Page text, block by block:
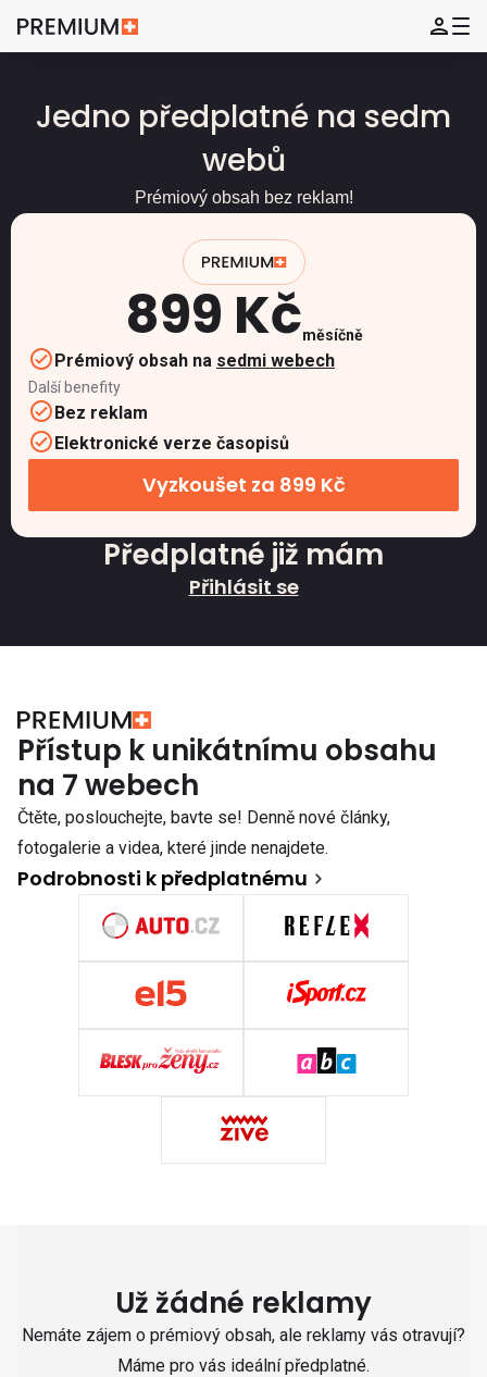
Jedno předplatné na sedm
webů
Prémiový obsah bez reklam!
899 Kčměsíčně
Prémiový obsah na sedmi webech
Další benefity
Bez reklam
Elektronické verze časopisů
Vyzkoušet za 899 Kč
Předplatné již mám
Přihlásit se
Přístup k unikátnímu obsahu
na 7 webech
Čtěte, poslouchejte, bavte se! Denně nové články,
fotogalerie a videa, které jinde nenajdete.
Podrobnosti k předplatnému
Už žádné reklamy
Nemáte zájem o prémiový obsah, ale reklamy vás otravují?
Máme pro vás ideální předplatné.